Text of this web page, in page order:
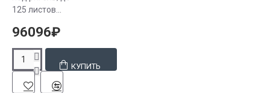
125 листов...
96096₽
КУПИТЬ